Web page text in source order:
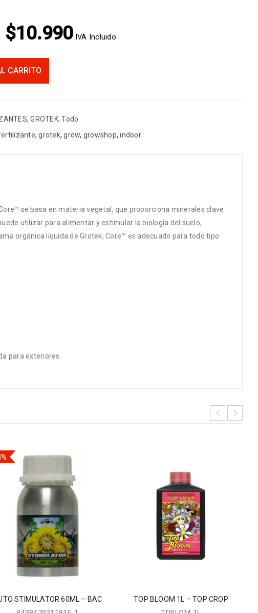
$10.990 IVA Incluido
CARRITO
,GROTEK,Todo
,grotek,grow, growshop,indoor
se basa en materia vegetal, que proporciona minerales clave
utilizar para alimentar y estimular la biología del suelo,
orgánica líquida de Grotek, Core™ es adecuado para todo tipo
para exteriores.
STIMULATOR 60ML – BAC
TOP BLOOM 1L – TOP CROP